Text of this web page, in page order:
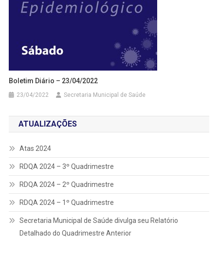
Boletim Diário – 23/04/2022
23/04/2022 Secretaria Municipal de Saúde
ATUALIZAÇÕES
Atas 2024
RDQA 2024 – 3º Quadrimestre
RDQA 2024 – 2º Quadrimestre
RDQA 2024 – 1º Quadrimestre
Secretaria Municipal de Saúde divulga seu Relatório
Detalhado do Quadrimestre Anterior